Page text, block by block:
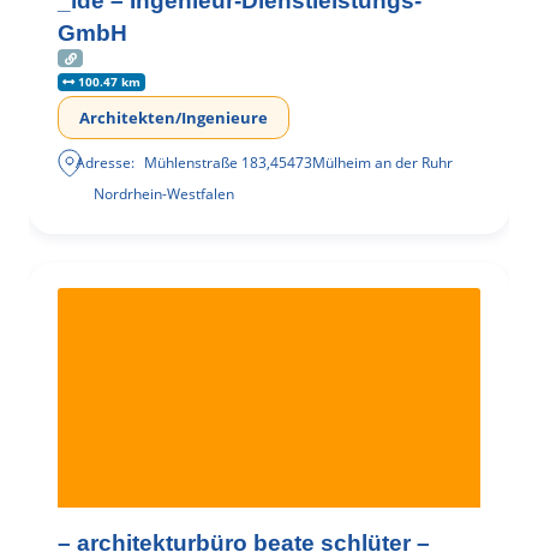
GmbH
100.47 km
Architekten/Ingenieure
Adresse: Mühlenstraße 183,45473Mülheim an der Ruhr
Nordrhein-Westfalen
– architekturbüro beate schlüter –